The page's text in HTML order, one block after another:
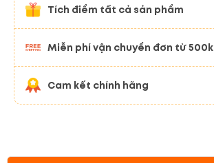
Tích điểm tất cả sản phẩm
Miễn phí vận chuyển đơn từ 500k
Cam kết chính hãng